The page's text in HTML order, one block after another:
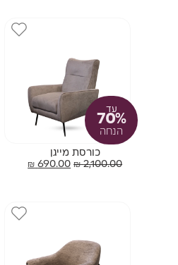
עד
70%
הנחה
כורסת מייגן
2,100.00
₪
690.00
₪